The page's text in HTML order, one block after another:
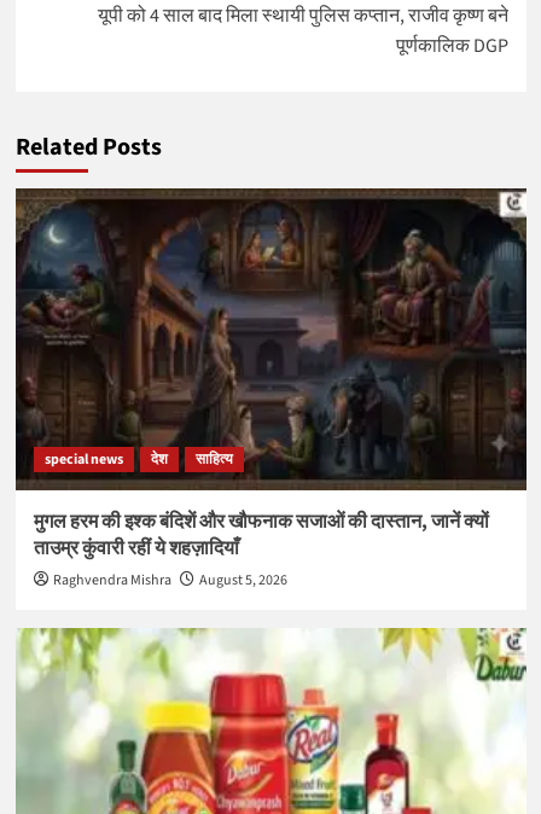
यूपी को 4 साल बाद मिला स्थायी पुलिस कप्तान, राजीव कृष्ण बने
पूर्णकालिक DGP
Related Posts
special news देश साहित्य
मुगल हरम की इश्क बंदिशें और खौफनाक सजाओं की दास्तान, जानें क्यों
ताउम्र कुंवारी रहीं ये शहज़ादियाँ
Raghvendra Mishra August 5, 2026